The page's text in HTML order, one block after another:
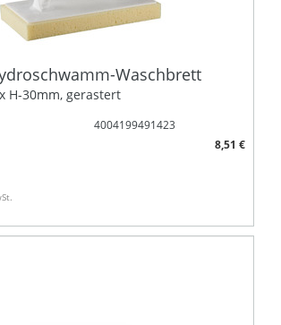
Waschbrett
H-30mm, gerastert
4004199491423
8,51 €